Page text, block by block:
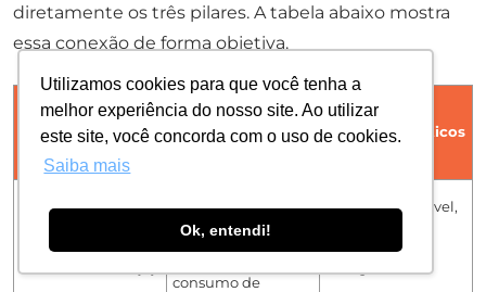
Utilizamos cookies para que você tenha a
melhor experiência do nosso site. Ao utilizar
este site, você concorda com o uso de cookies.
Saiba mais
Ok, entendi!
diretamente os três pilares. A tabela abaixo mostra
essa conexão de forma objetiva.
Pilar do ESG
Relação com a
Tecnologia Verde
Exemplos práticos
Reduz impactos
ambientais e o
consumo de
Energia renovável,